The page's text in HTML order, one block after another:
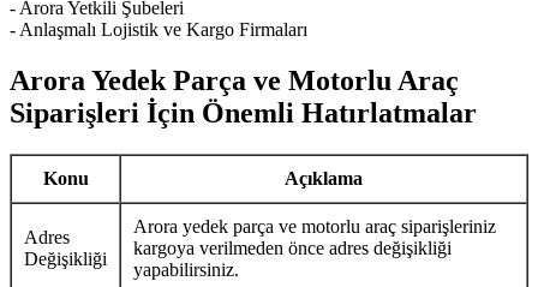
- Arora Yetkili Şubeleri
- Anlaşmalı Lojistik ve Kargo Firmaları
Arora Yedek Parça ve Motorlu Araç
Siparişleri İçin Önemli Hatırlatmalar
Konu Açıklama
Adres
Değişikliği
Arora yedek parça ve motorlu araç siparişleriniz
kargoya verilmeden önce adres değişikliği
yapabilirsiniz.